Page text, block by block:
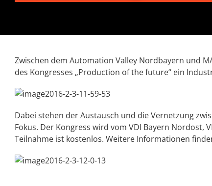
Zwischen dem Automation Valley Nordbayern und
des Kongresses „Production of the future“ ein
Dabei stehen der Austausch und die Vernetzung
Fokus. Der Kongress wird vom VDI Bayern
Teilnahme ist kostenlos. Weitere Informationen